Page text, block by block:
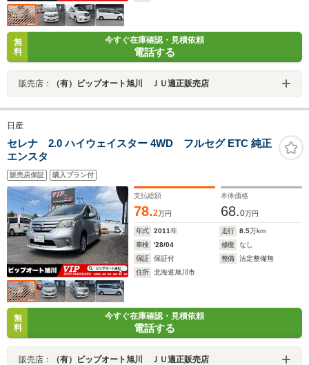
無
料
今すぐ在庫確認・見積依頼
電話する
販売店： （有）ビップオート旭川 ＪＵ適正販売店
日産
セレナ 2.0 ハイウェイスター 4WD フルセグ ETC 純正
エンスタ
販売店保証 購入プラン付
支払総額
78.2万円
本体価格
68.0万円
年式 2011年 走行 8.5万km
車検
'28/04 修復
なし
保証
保証付 整備
法定整備無
住所
北海道旭川市
無
料
今すぐ在庫確認・見積依頼
電話する
販売店： （有）ビップオート旭川 ＪＵ適正販売店